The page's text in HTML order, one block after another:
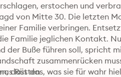
erstochen und
von Mitte 30. Die letzten
Familie verbringen.
Familie jeglichen Kontakt.
Buße führen soll, spricht
zusammenrücken
dass das, was sie für wahr
Rütten